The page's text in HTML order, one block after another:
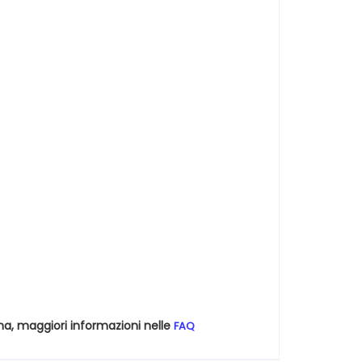
maggiori informazioni nelle FAQ